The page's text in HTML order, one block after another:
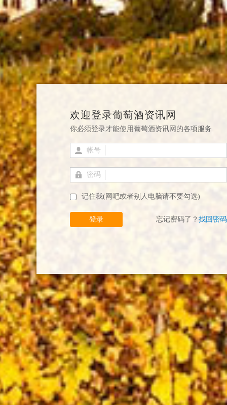
欢迎登录葡萄酒资讯网
你必须登录才能使用葡萄酒资讯网的各项服务
帐号
密码
记住我(网吧或者别人电脑请不要勾选)
登录 忘记密码了？ 找回密码